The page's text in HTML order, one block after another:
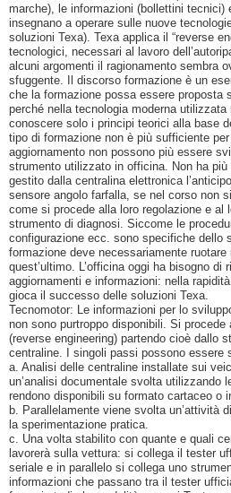
marche), le informazioni (bollettini tecnici)
insegnano a operare sulle nuove
soluzioni Texa). Texa applica il “reverse
tecnologici, necessari al lavoro
alcuni argomenti il ragionamento sembra
sfuggente. Il discorso formazione è un
che la formazione possa essere proposta
perché nella tecnologia moderna
conoscere solo i principi teorici alla base
tipo di formazione non è più sufficiente
aggiornamento non possono più essere
strumento utilizzato in officina. Non ha
gestito dalla centralina elettronica
sensore angolo farfalla, se nel corso non
come si procede alla loro regolazione e al
strumento di diagnosi. Siccome le
configurazione ecc. sono specifiche dello
formazione deve necessariamente
quest’ultimo. L’officina oggi ha bisogno
aggiornamenti e informazioni: nella
gioca il successo delle soluzioni Texa.
Tecnomotor: Le informazioni per lo
non sono purtroppo disponibili. Si
(reverse engineering) partendo cioè dallo
centraline. I singoli passi possono essere
a. Analisi delle centraline installate sui
un’analisi documentale svolta utilizzando
rendono disponibili su formato cartaceo o
b. Parallelamente viene svolta un’attività
la sperimentazione pratica.
c. Una volta stabilito con quante e quali
lavorerà sulla vettura: si collega il tester
seriale e in parallelo si collega uno
informazioni che passano tra il tester